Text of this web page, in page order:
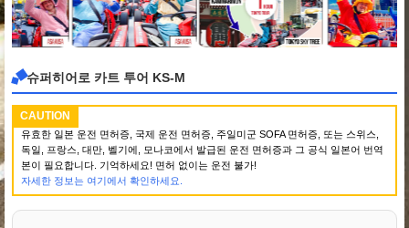
슈퍼히어로 카트 투어 KS-M
CAUTION
유효한 일본 운전 면허증, 국제 운전 면허증, 주일미군 SOFA 면허증, 또는 스위스,
독일, 프랑스, 대만, 벨기에, 모나코에서 발급된 운전 면허증과 그 공식 일본어 번역
본이 필요합니다. 기억하세요! 면허 없이는 운전 불가!
자세한 정보는 여기에서 확인하세요.